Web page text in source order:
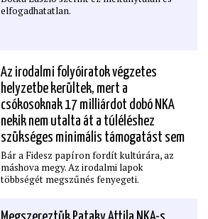
elfogadhatatlan.
Az irodalmi folyóiratok végzetes
helyzetbe kerültek, mert a
csókosoknak 17 milliárdot dobó NKA
nekik nem utalta át a túléléshez
szükséges minimális támogatást sem
Bár a Fidesz papíron fordít kultúrára, az
máshova megy. Az irodalmi lapok
többségét megszűnés fenyegeti.